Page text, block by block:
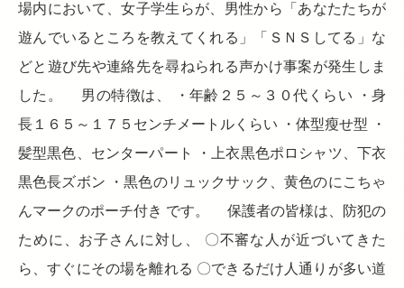
場内において、女子学生らが、男性から「あなたたちが
遊んでいるところを教えてくれる」「ＳＮＳしてる」な
どと遊び先や連絡先を尋ねられる声かけ事案が発生しま
した。 男の特徴は、 ・年齢２５～３０代くらい ・身
長１６５～１７５センチメートルくらい ・体型瘦せ型 ・
髪型黒色、センターパート ・上衣黒色ポロシャツ、下衣
黒色長ズボン ・黒色のリュックサック、黄色のにこちゃ
んマークのポーチ付き です。 保護者の皆様は、防犯の
ために、お子さんに対し、 〇不審な人が近づいてきた
ら、すぐにその場を離れる 〇できるだけ人通りが多い道